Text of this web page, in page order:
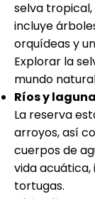
selva
incluye
orquídeas y
Explorar la
mundo
Ríos y
La reserva
arroyos, así
cuerpos de
vida acuática,
tortugas.